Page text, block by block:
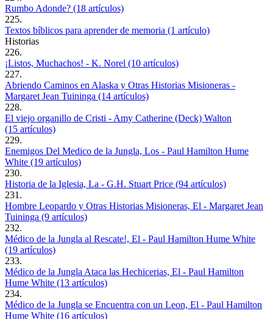
Rumbo Adonde? (18 artículos)
225.
Textos bíblicos para aprender de memoria (1 artículo)
Historias
226.
¡Listos, Muchachos! - K. Norel (10 artículos)
227.
Abriendo Caminos en Alaska y Otras Historias Misioneras -
Margaret Jean Tuininga (14 artículos)
228.
El viejo organillo de Cristi - Amy Catherine (Deck) Walton
(15 artículos)
229.
Enemigos Del Medico de la Jungla, Los - Paul Hamilton Hume
White (19 artículos)
230.
Historia de la Iglesia, La - G.H. Stuart Price (94 artículos)
231.
Hombre Leopardo y Otras Historias Misioneras, El - Margaret Jean
Tuininga (9 artículos)
232.
Médico de la Jungla al Rescate!, El - Paul Hamilton Hume White
(19 artículos)
233.
Médico de la Jungla Ataca las Hechicerias, El - Paul Hamilton
Hume White (13 artículos)
234.
Médico de la Jungla se Encuentra con un Leon, El - Paul Hamilton
Hume White (16 artículos)